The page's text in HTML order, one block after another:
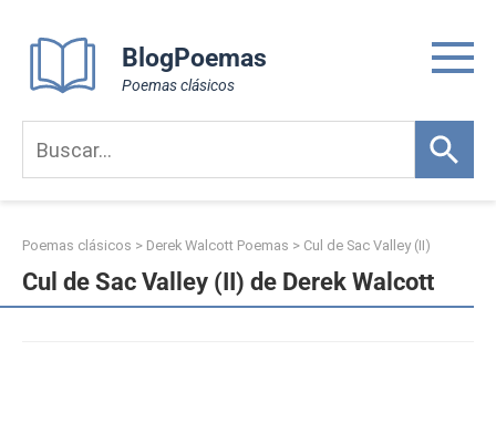
content
BlogPoemas
Poemas clásicos
Poemas clásicos > Derek Walcott Poemas > Cul de Sac Valley (II)
Cul de Sac Valley (II) de Derek Walcott